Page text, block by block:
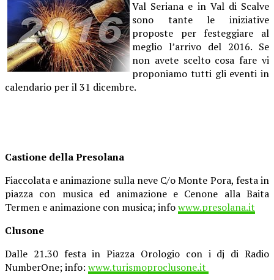
Val Seriana e in Val di Scalve
sono tante le iniziative
proposte per festeggiare al
meglio l’arrivo del 2016. Se
non avete scelto cosa fare vi
proponiamo tutti gli eventi in
calendario per il 31 dicembre.
Castione della Presolana
Fiaccolata e animazione sulla neve C/o Monte Pora, festa in
piazza con musica ed animazione e Cenone alla Baita
Termen e animazione con musica; infowww.presolana.it
Clusone
Dalle 21.30 festa in Piazza Orologio con i dj di Radio
NumberOne; info: www.turismoproclusone.it